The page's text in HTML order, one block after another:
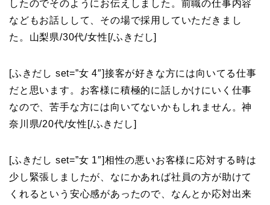
したのでそのようにお伝えしました。前職の仕事内容
などもお話しして、その場で採用していただきまし
た。山梨県/30代/女性 [/ふきだし]
[ふきだし set=”女 4″]接客が好きな方には向いてる仕事
だと思います。お客様に積極的に話しかけにいく仕事
なので、苦手な方には向いてないかもしれません。神
奈川県/20代/女性 [/ふきだし]
[ふきだし set=”女 1″]相性の悪いお客様に応対する時は
少し緊張しましたが、なにかあれば社員の方が助けて
くれるという安心感があったので、なんとか応対出来